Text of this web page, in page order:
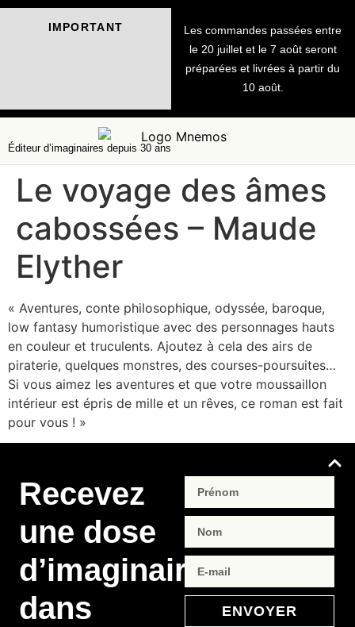
IMPORTANT
Les commandes passées entre
le 20 juillet et le 7 août seront
préparées et livrées à partir du
10 août.
Éditeur d’imaginaires depuis 30 ans
Le voyage des âmes
cabossées – Maude
Elyther
« Aventures, conte philosophique, odyssée, baroque,
low fantasy humoristique avec des personnages hauts
en couleur et truculents. Ajoutez à cela des airs de
piraterie, quelques monstres, des courses-poursuites…
Si vous aimez les aventures et que votre moussaillon
intérieur est épris de mille et un rêves, ce roman est fait
pour vous ! »
Recevez
une dose
d’imaginaire
dans
ENVOYER